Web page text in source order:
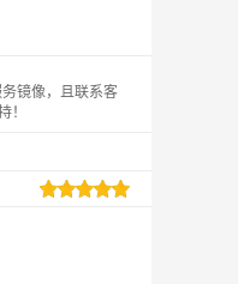
务镜像，且联系客
！